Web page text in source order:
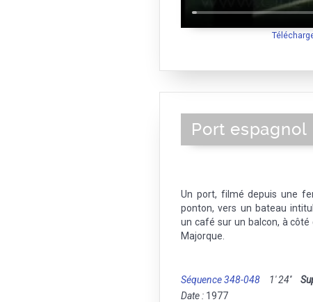
Port espagnol
Un port, filmé depuis une
ponton, vers un bateau
un café sur un balcon, à
Majorque.
Séquence 348-048 1' 24''
Date : 1977